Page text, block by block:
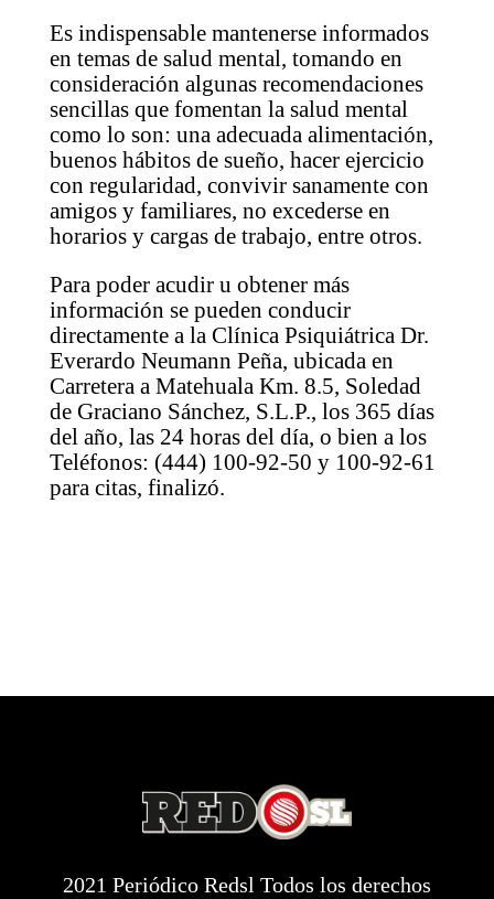
Es indispensable mantenerse informados
en temas de salud mental, tomando en
consideración algunas recomendaciones
sencillas que fomentan la salud mental
como lo son: una adecuada alimentación,
buenos hábitos de sueño, hacer ejercicio
con regularidad, convivir sanamente con
amigos y familiares, no excederse en
horarios y cargas de trabajo, entre otros.
Para poder acudir u obtener más
información se pueden conducir
directamente a la Clínica Psiquiátrica Dr.
Everardo Neumann Peña, ubicada en
Carretera a Matehuala Km. 8.5, Soledad
de Graciano Sánchez, S.L.P., los 365 días
del año, las 24 horas del día, o bien a los
Teléfonos: (444) 100-92-50 y 100-92-61
para citas, finalizó.
2021 Periódico Redsl Todos los derechos